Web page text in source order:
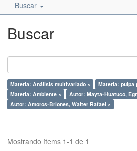
Buscar
Buscar
Materia: Análisis multivariado ×
Materia: pulpa
Materia: Ambiente ×
Autor: Mayta-Huatuco,
Autor: Amoros-Briones, Walter Rafael ×
Mostrando ítems 1-1 de 1